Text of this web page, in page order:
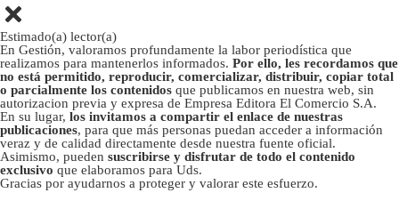
Estimado(a) lector(a)
En Gestión, valoramos profundamente la labor periodística que
realizamos para mantenerlos informados. Por ello, les recordamos que
no está permitido, reproducir, comercializar, distribuir, copiar total
o parcialmente los contenidos que publicamos en nuestra web, sin
autorizacion previa y expresa de Empresa Editora El Comercio S.A.
En su lugar, los invitamos a compartir el enlace de nuestras
publicaciones, para que más personas puedan acceder a información
veraz y de calidad directamente desde nuestra fuente oficial.
Asimismo, pueden suscribirse y disfrutar de todo el contenido
exclusivo que elaboramos para Uds.
Gracias por ayudarnos a proteger y valorar este esfuerzo.